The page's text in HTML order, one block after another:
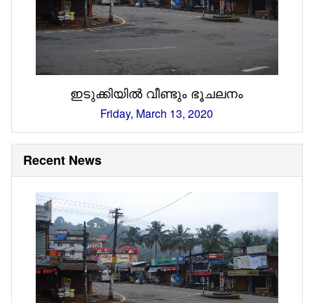
ഇടുക്കിയിൽ വീണ്ടും ഭൂചലനം
Friday, March 13, 2020
Recent News